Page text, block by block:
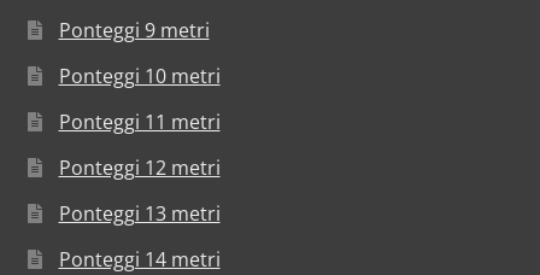
Ponteggi 9 metri
Ponteggi 10 metri
Ponteggi 11 metri
Ponteggi 12 metri
Ponteggi 13 metri
Ponteggi 14 metri